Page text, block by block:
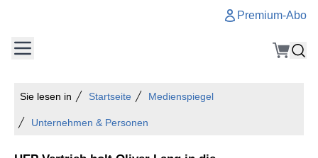
Premium-Abo
Sie lesen in Startseite Medienspiegel
Unternehmen & Personen